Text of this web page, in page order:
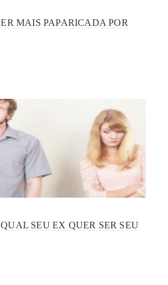
MAIS PAPARICADA POR
SEU EX QUER SER SEU